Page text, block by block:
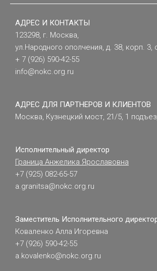
АДРЕС И КОНТАКТЫ
123298, г. Москва,
ул.Народного ополчения, д. 38, корп. 3,
+ 7 (926) 590-42-55
info@nokc.org.ru
АДРЕС ДЛЯ ПАРТНЕРОВ И КЛИЕНТОВ
Москва, Кузнецкий мост, 21/5, 1
Исполнительный директор
Граница Анжелика Ярославовна
+7 (925) 082-65-57
a.granitsa@nokc.org.ru
Заместитель Исполнительного
Коваленко Алла Игоревна
+7 (926) 590-42-55
a.kovalenko@nokc.org.ru